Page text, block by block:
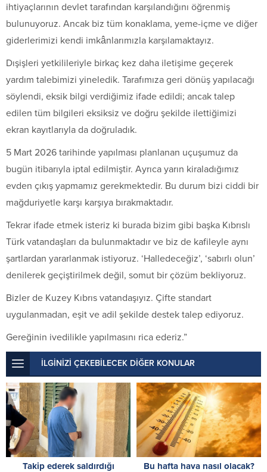
ihtiyaçlarının devlet tarafından karşılandığını öğrenmiş
bulunuyoruz. Ancak biz tüm konaklama, yeme-içme ve diğer
giderlerimizi kendi imkânlarımızla karşılamaktayız.
Dışişleri yetkilileriyle birkaç kez daha iletişime geçerek
yardım talebimizi yineledik. Tarafımıza geri dönüş yapılacağı
söylendi, eksik bilgi verdiğimiz ifade edildi; ancak talep
edilen tüm bilgileri eksiksiz ve doğru şekilde ilettiğimizi
ekran kayıtlarıyla da doğruladık.
5 Mart 2026 tarihinde yapılması planlanan uçuşumuz da
bugün itibarıyla iptal edilmiştir. Ayrıca yarın kiraladığımız
evden çıkış yapmamız gerekmektedir. Bu durum bizi ciddi bir
mağduriyetle karşı karşıya bırakmaktadır.
Tekrar ifade etmek isteriz ki burada bizim gibi başka Kıbrıslı
Türk vatandaşları da bulunmaktadır ve biz de kafileyle aynı
şartlardan yararlanmak istiyoruz. ‘Halledeceğiz’, ‘sabırlı olun’
denilerek geçiştirilmek değil, somut bir çözüm bekliyoruz.
Bizler de Kuzey Kıbrıs vatandaşıyız. Çifte standart
uygulanmadan, eşit ve adil şekilde destek talep ediyoruz.
Gereğinin ivedilikle yapılmasını rica ederiz.”
İLGİNİZİ ÇEKEBİLECEK DİĞER KONULAR
Takip ederek saldırdığı
Bu hafta hava nasıl olacak?